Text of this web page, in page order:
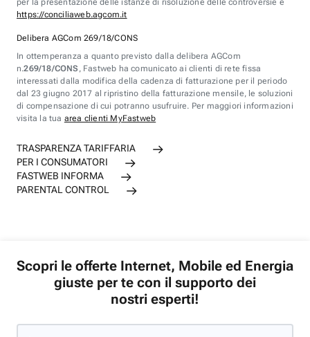
per la presentazione delle istanze di risoluzione delle controversie è
https://conciliaweb.agcom.it
Delibera AGCom 269/18/CONS
In ottemperanza a quanto previsto dalla delibera AGCom
n.269/18/CONS , Fastweb ha comunicato ai clienti di rete fissa
interessati dalla modifica della cadenza di fatturazione per il periodo
dal 23 giugno 2017 al ripristino della fatturazione mensile, le soluzioni
di compensazione di cui potranno usufruire. Per maggiori informazioni
visita la tua area clienti MyFastweb
TRASPARENZA TARIFFARIA
PER I CONSUMATORI
FASTWEB INFORMA
PARENTAL CONTROL
Scopri le offerte Internet, Mobile ed Energia
giuste per te con il supporto dei
nostri esperti!